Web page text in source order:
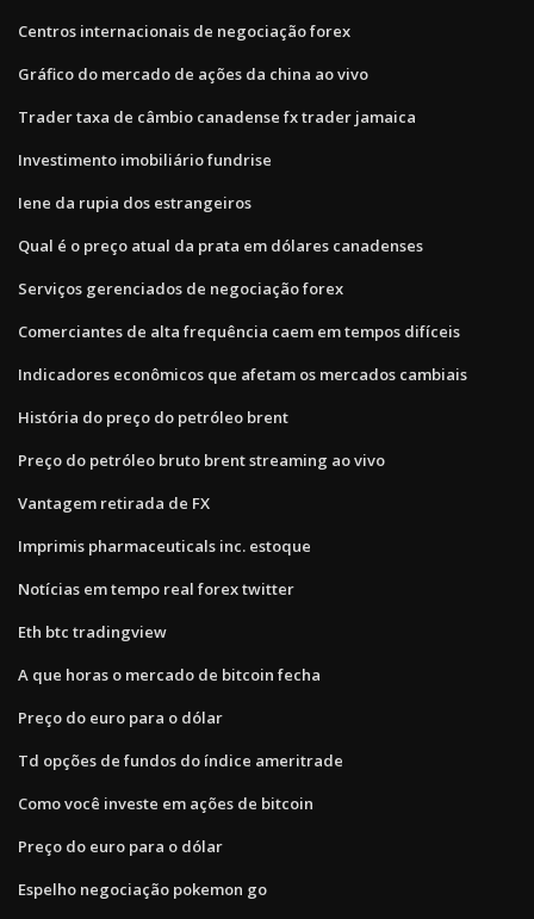
Centros internacionais de negociação forex
Gráfico do mercado de ações da china ao vivo
Trader taxa de câmbio canadense fx trader jamaica
Investimento imobiliário fundrise
Iene da rupia dos estrangeiros
Qual é o preço atual da prata em dólares canadenses
Serviços gerenciados de negociação forex
Comerciantes de alta frequência caem em tempos difíceis
Indicadores econômicos que afetam os mercados cambiais
História do preço do petróleo brent
Preço do petróleo bruto brent streaming ao vivo
Vantagem retirada de FX
Imprimis pharmaceuticals inc. estoque
Notícias em tempo real forex twitter
Eth btc tradingview
A que horas o mercado de bitcoin fecha
Preço do euro para o dólar
Td opções de fundos do índice ameritrade
Como você investe em ações de bitcoin
Preço do euro para o dólar
Espelho negociação pokemon go